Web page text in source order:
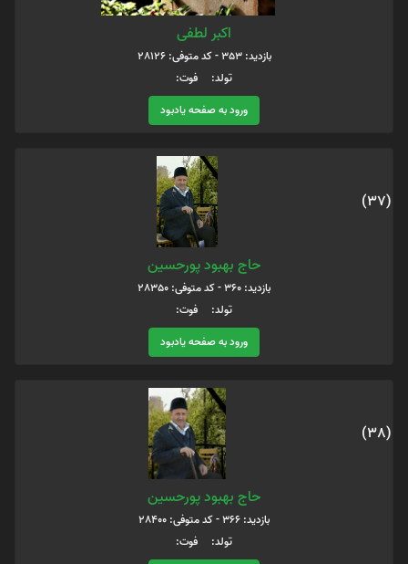
اکبر لطفی
بازدید: 353 - کد متوفی: 28126
تولد: فوت:
ورود به صفحه یادبود
(37)
حاج بهبود پورحسين
بازدید: 360 - کد متوفی: 28350
تولد: فوت:
ورود به صفحه یادبود
(38)
حاج بهبود پورحسین
بازدید: 366 - کد متوفی: 28400
تولد: فوت: